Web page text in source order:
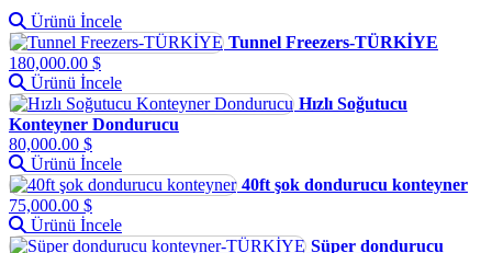
Ürünü İncele
Tunnel Freezers-TÜRKİYE
180,000.00 $
Ürünü İncele
Hızlı Soğutucu
Konteyner Dondurucu
80,000.00 $
Ürünü İncele
40ft şok dondurucu konteyner
75,000.00 $
Ürünü İncele
Süper dondurucu